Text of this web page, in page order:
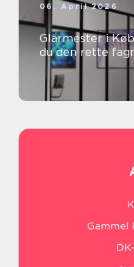
06. April 2026
Glarmester i
du den rette